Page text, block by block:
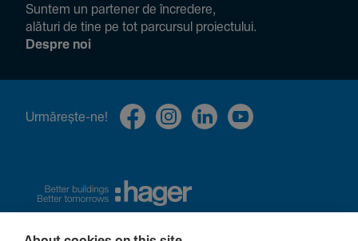
Suntem un partener de încre­dere,
alături de tine pe tot parcursul proiec­tului.
Despre noi
Urmă­rește-ne!